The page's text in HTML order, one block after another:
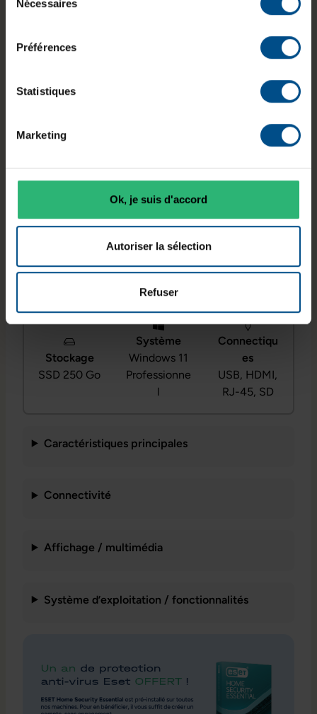
Nécessaires
Préférences
Statistiques
Marketing
Ok, je suis d'accord
Autoriser la sélection
Refuser
Le DELL Latitude 7290 est un ordinateur portable
professionnels nécessitant mobilité et fiabilité.
processeur Intel Core i5 de 8e génération et à un
stockage SSD, permet une utilisation fluide des
Ce modèle s’adresse aux collaborateurs en
déplacement recherchant un équipement
fonctionnel et facile à transporter.
12,5 pouces
Processeur
Intel Core
vive
Stockage
SSD 250 Go
Système
Windows 11
Professionne
l
Connectiqu
es
USB, HDMI,
RJ-45, SD
Caractéristiques principales
Connectivité
Affichage / multimédia
Système d’exploitation / fonctionnalités